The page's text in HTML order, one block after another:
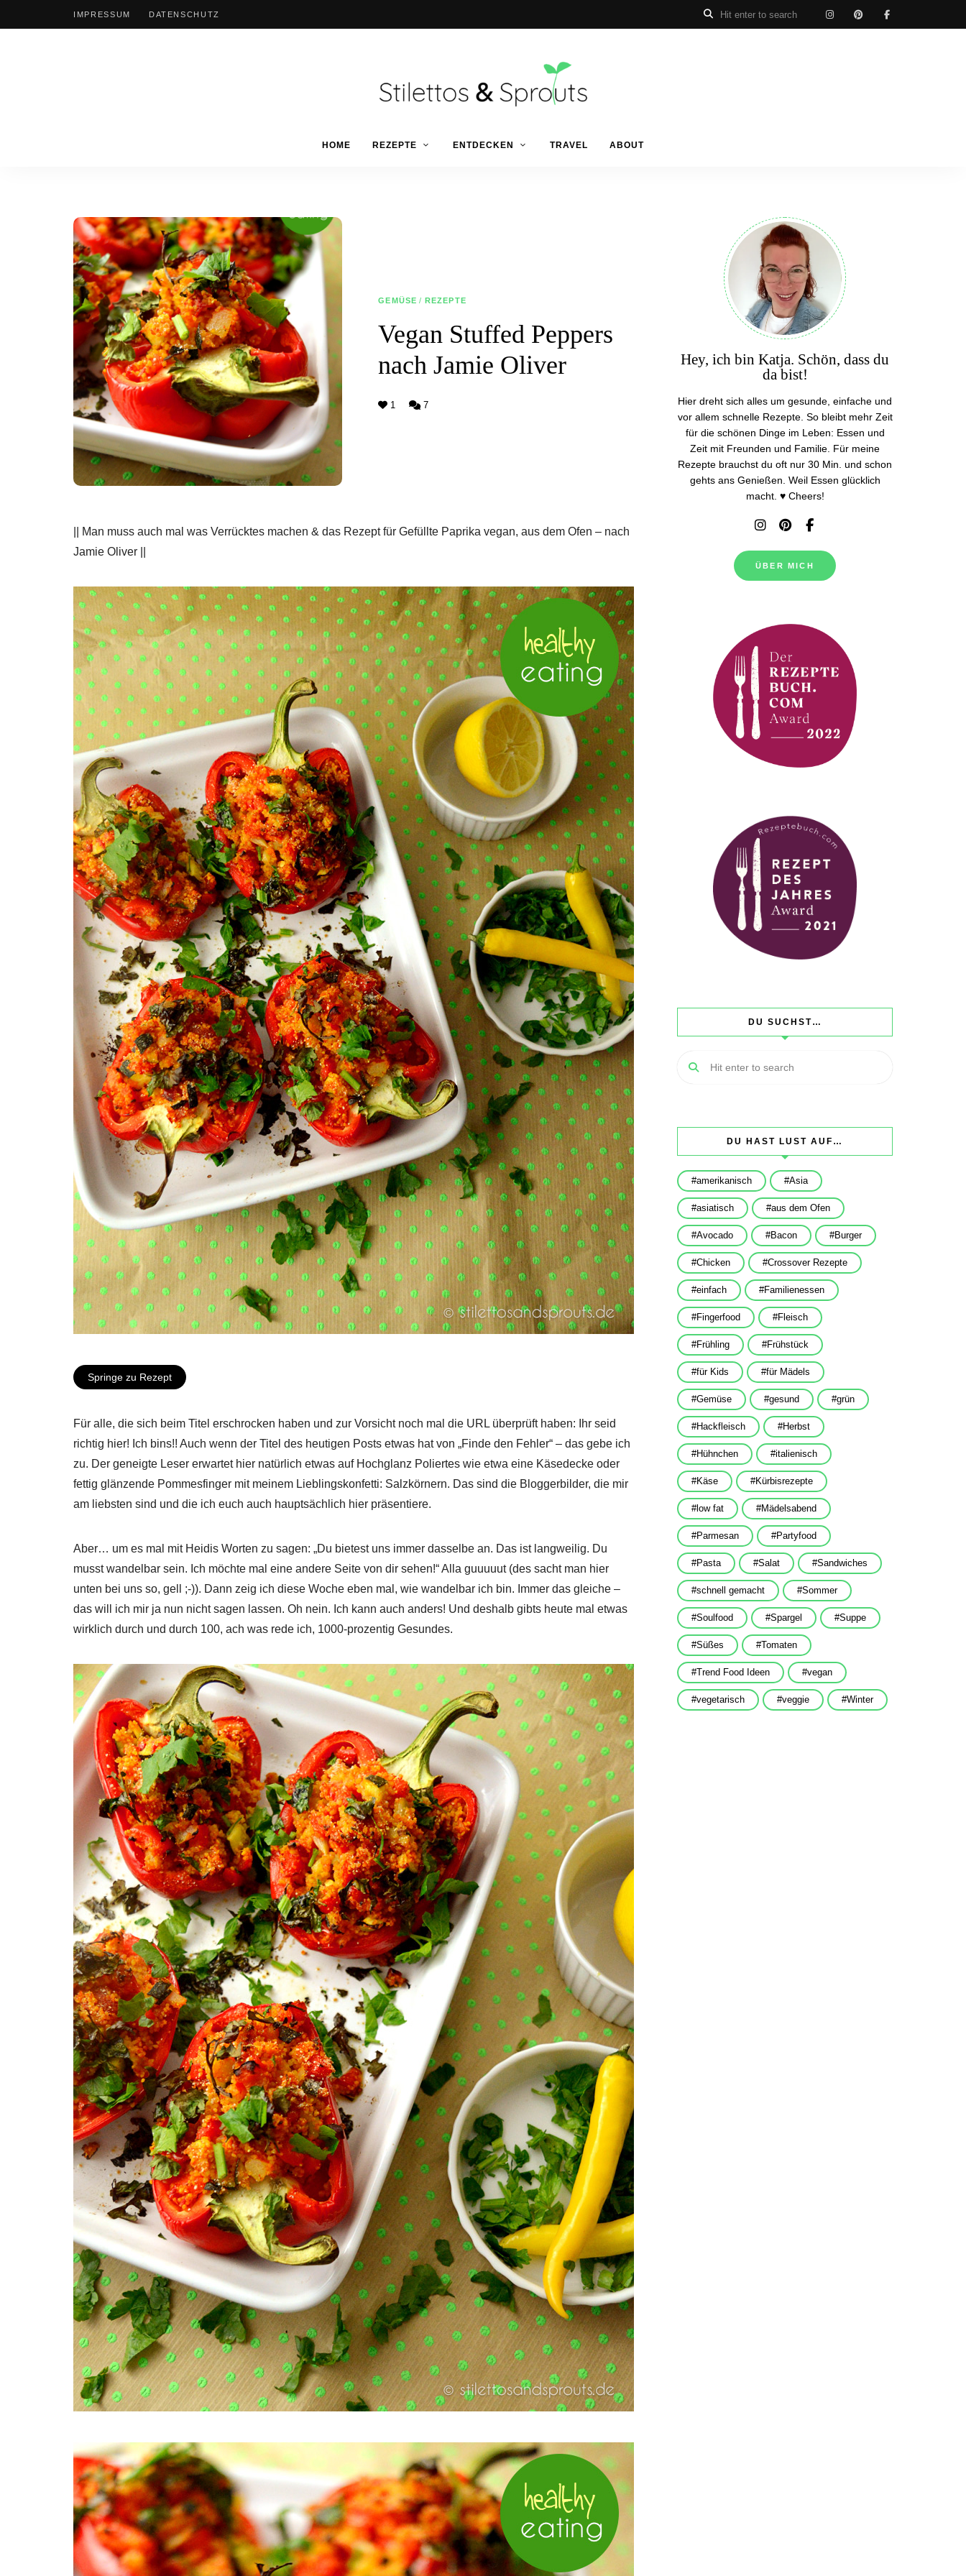
IMPRESSUM DATENSCHUTZ
Stilettos
Food
Blog
HOME REZEPTE ENTDECKEN TRAVEL ABOUT
GEMÜSE / REZEPTE
Vegan Stuffed Peppers
nach Jamie Oliver
1 7
|| Man muss auch mal was Verrücktes machen & das Rezept für Gefüllte Paprika vegan, aus dem Ofen – nach
Jamie Oliver ||
Springe zu Rezept
Für alle, die sich beim Titel erschrocken haben und zur Vorsicht noch mal die URL überprüft haben: Ihr seid
richtig hier! Ich bins!! Auch wenn der Titel des heutigen Posts etwas hat von „Finde den Fehler“ – das gebe ich
zu. Der geneigte Leser erwartet hier natürlich etwas auf Hochglanz Poliertes wie etwa eine Käsedecke oder
fettig glänzende Pommesfinger mit meinem Lieblingskonfetti: Salzkörnern. Das sind die Bloggerbilder, die mir
am liebsten sind und die ich euch auch hauptsächlich hier präsentiere.
Aber… um es mal mit Heidis Worten zu sagen: „Du bietest uns immer dasselbe an. Das ist langweilig. Du
musst wandelbar sein. Ich möchte mal eine andere Seite von dir sehen!“ Alla guuuuut (des sacht man hier
unten bei uns so, gell ;-)). Dann zeig ich diese Woche eben mal, wie wandelbar ich bin. Immer das gleiche –
das will ich mir ja nun nicht sagen lassen. Oh nein. Ich kann auch anders! Und deshalb gibts heute mal etwas
wirklich durch und durch 100, ach was rede ich, 1000-prozentig Gesundes.
Hey, ich bin Katja. Schön, dass du
da bist!
Hier dreht sich alles um gesunde, einfache und
vor allem schnelle Rezepte. So bleibt mehr Zeit
für die schönen Dinge im Leben: Essen und
Zeit mit Freunden und Familie. Für meine
Rezepte brauchst du oft nur 30 Min. und schon
gehts ans Genießen. Weil Essen glücklich
macht. ♥ Cheers!
ÜBER MICH
DU SUCHST…
DU HAST LUST AUF…
amerikanisch Asia
asiatisch aus dem Ofen
Avocado Bacon Burger
Chicken Crossover Rezepte
einfach Familienessen
Fingerfood Fleisch
Frühling Frühstück
für Kids für Mädels
Gemüse gesund grün
Hackfleisch Herbst
Hühnchen italienisch
Käse Kürbisrezepte
low fat Mädelsabend
Parmesan Partyfood
Pasta Salat Sandwiches
schnell gemacht Sommer
Soulfood Spargel Suppe
Süßes Tomaten
Trend Food Ideen vegan
vegetarisch veggie Winter